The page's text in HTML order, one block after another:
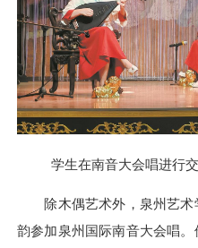
学生在南音大会唱进行
除木偶艺术外，泉州艺术
韵参加泉州国际南音大会唱